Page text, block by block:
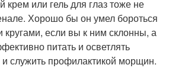
или гель для глаз тоже не
Хорошо бы он умел бороться
если вы к ним склонны, а
питать и осветлять
и служить профилактикой морщин.